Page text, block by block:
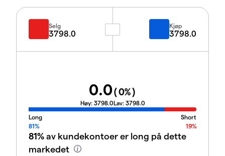
Selg
3798.0
Kjøp
3798.0
0.0(0%)
Høy: 3798.0Lav: 3798.0
Long
Short
81%
19%
81%av kundekontoer er long på dette
markedet